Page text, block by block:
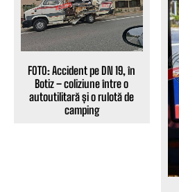
FOTO: Accident pe DN 19, în
Botiz – coliziune între o
autoutilitară și o rulotă de
camping